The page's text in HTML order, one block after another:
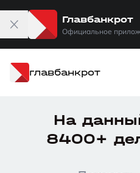
Главбанкрот
Официальное
главбанкрот
На
8400+